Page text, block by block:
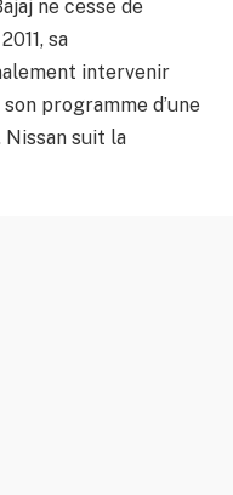
ne cesse de
sa
intervenir
programme d’une
Nissan suit la